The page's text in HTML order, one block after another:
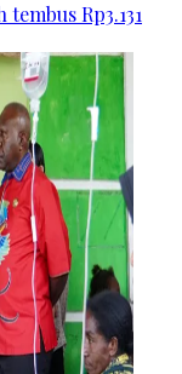
Rp3.131